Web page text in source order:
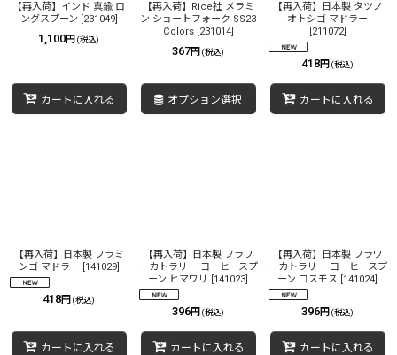
【再入荷】インド 真鍮 ロ
ングスプーン [231049]
1,100円 (税込)
カートに入れる
【再入荷】Rice社 メラミ
ン ショートフォーク SS23
Colors [231014]
367円 (税込)
オプション選択
【再入荷】日本製 タツノ
オトシゴ マドラー
[211072]
418円 (税込)
カートに入れる
【再入荷】日本製 フラミ
ンゴ マドラー [141029]
418円 (税込)
カートに入れる
【再入荷】日本製 フラワ
ーカトラリー コーヒースプ
ーン ヒマワリ
[141023]
396円 (税込)
カートに入れる
【再入荷】日本製 フラワ
ーカトラリー コーヒースプ
ーン コスモス [141024]
396円 (税込)
カートに入れる